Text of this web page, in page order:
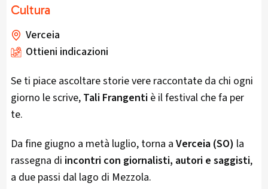
Cultura
Verceia
Ottieni indicazioni
Se ti piace ascoltare storie vere raccontate da chi ogni
giorno le scrive, Tali Frangentiè il festival che fa per
te.
Da fine giugno a metà luglio, torna a Verceia (SO) la
rassegna di incontri con giornalisti, autori e saggisti,
a due passi dal lago di Mezzola.